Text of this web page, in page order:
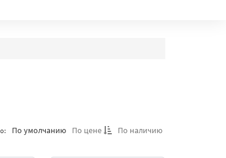
По умолчанию По цене По наличию